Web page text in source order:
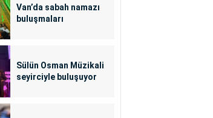
Van’da sabah namazı
buluşmaları
Sülün Osman Müzikali
seyirciyle buluşuyor